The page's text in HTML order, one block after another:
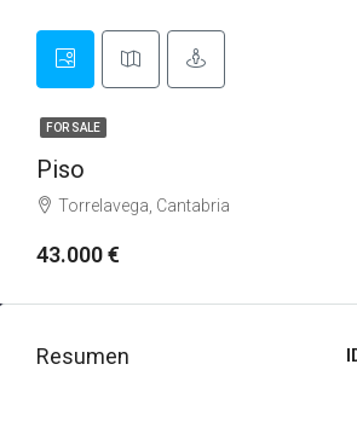
FOR SALE
Piso
Torrelavega, Cantabria
43.000 €
Resumen